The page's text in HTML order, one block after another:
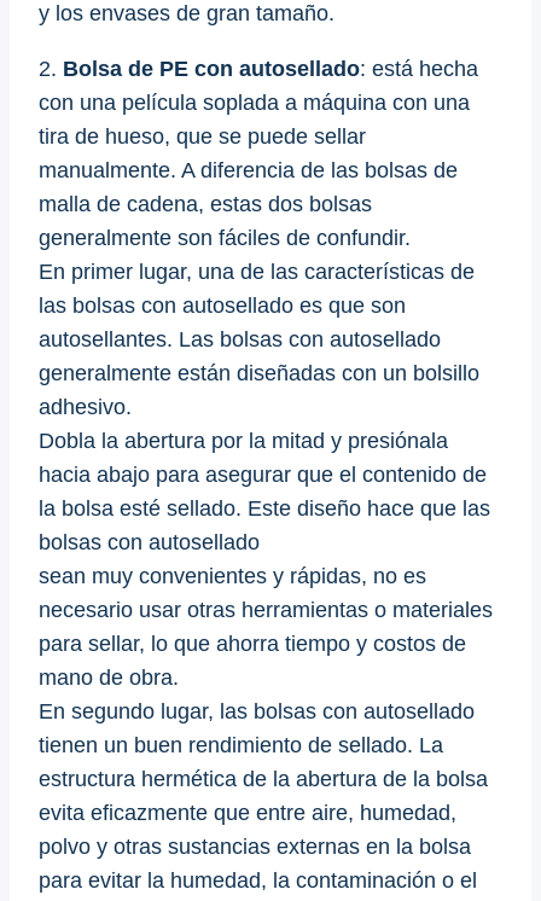
y los envases de gran tamaño.
2. Bolsa de PE con autosellado: está hecha
con una película soplada a máquina con una
tira de hueso, que se puede sellar
manualmente. A diferencia de las bolsas de
malla de cadena, estas dos bolsas
generalmente son fáciles de confundir.
En primer lugar, una de las características de
las bolsas con autosellado es que son
autosellantes. Las bolsas con autosellado
generalmente están diseñadas con un bolsillo
adhesivo.
Dobla la abertura por la mitad y presiónala
hacia abajo para asegurar que el contenido de
la bolsa esté sellado. Este diseño hace que las
bolsas con autosellado
sean muy convenientes y rápidas, no es
necesario usar otras herramientas o materiales
para sellar, lo que ahorra tiempo y costos de
mano de obra.
En segundo lugar, las bolsas con autosellado
tienen un buen rendimiento de sellado. La
estructura hermética de la abertura de la bolsa
evita eficazmente que entre aire, humedad,
polvo y otras sustancias externas en la bolsa
para evitar la humedad, la contaminación o el